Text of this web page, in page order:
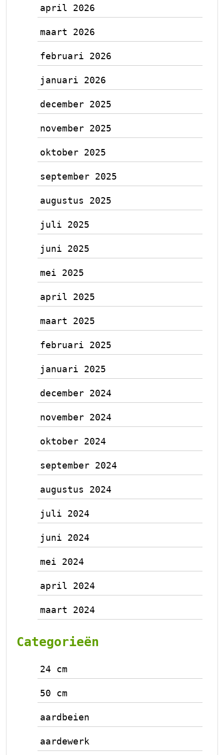
april 2026
maart 2026
februari 2026
januari 2026
december 2025
november 2025
oktober 2025
september 2025
augustus 2025
juli 2025
juni 2025
mei 2025
april 2025
maart 2025
februari 2025
januari 2025
december 2024
november 2024
oktober 2024
september 2024
augustus 2024
juli 2024
juni 2024
mei 2024
april 2024
maart 2024
Categorieën
24 cm
50 cm
aardbeien
aardewerk